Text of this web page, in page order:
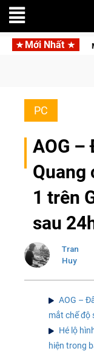
Mới Nhất
Closed Beta Tại Việt
PC
AOG –
Quang
1 trên
sau
Tran
Huy
AOG –
mắt chế độ
Hé lộ
hiện trong